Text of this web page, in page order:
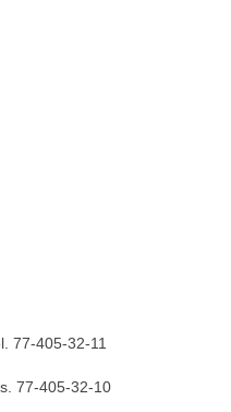
77-405-32-11
77-405-32-10